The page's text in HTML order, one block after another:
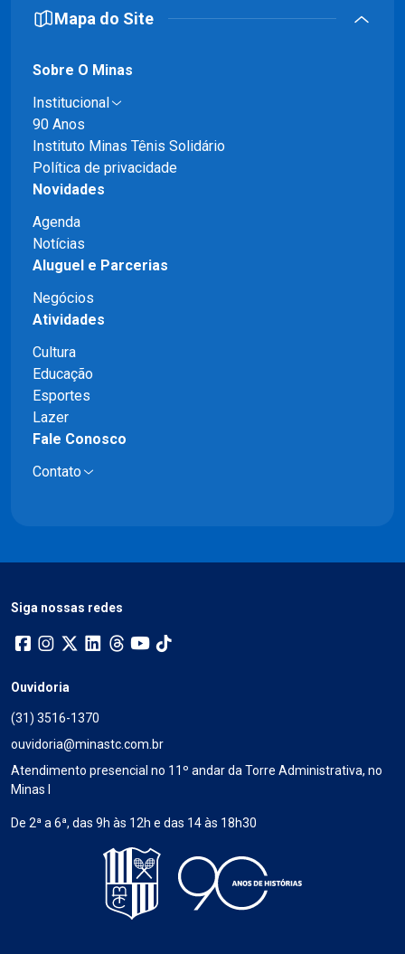
Mapa do Site
Sobre O Minas
Institucional
90 Anos
Instituto Minas Tênis Solidário
Política de privacidade
Novidades
Agenda
Notícias
Aluguel e Parcerias
Negócios
Atividades
Cultura
Educação
Esportes
Lazer
Fale Conosco
Contato
Siga nossas redes
Ouvidoria
(31) 3516-1370
ouvidoria@minastc.com.br
Atendimento presencial no 11º andar da Torre Administrativa, no
Minas I
De 2ª a 6ª, das 9h às 12h e das 14 às 18h30